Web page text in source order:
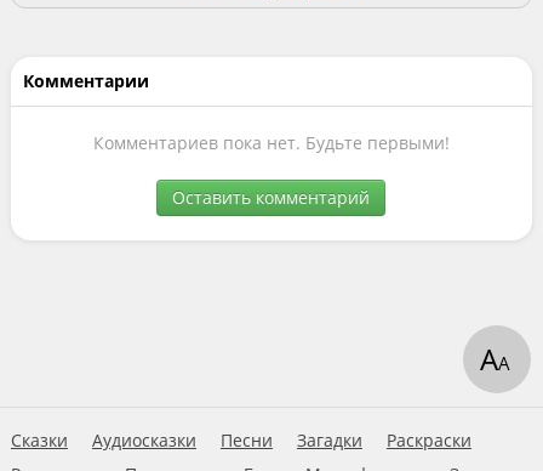
Комментарии
Комментариев пока нет. Будьте первыми!
Оставить комментарий
Сказки Аудиосказки Песни Загадки
Раскраски
АА